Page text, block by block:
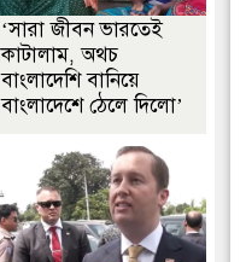
‘সারা জীবন ভারতেই
কাটালাম, অথচ
বাংলাদেশি বানিয়ে
বাংলাদেশে ঠেলে দিলো’